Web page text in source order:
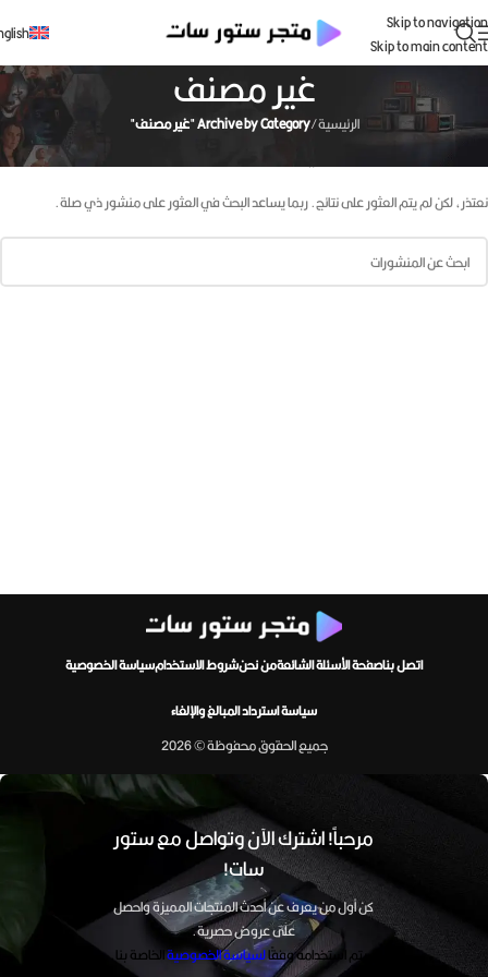
Skip to navigation
Skip to main content
غير مصنف
الرئيسية/Archive by Category "غير مصنف"
لم يتم العثور على شيء
نعتذر، لكن لم يتم العثور على نتائج. ربما يساعد البحث في العثور على منشور ذي صلة.
اتصل بناصفحة الأسئلة الشائعةمن نحنشروط الاستخدامسياسة الخصوصية
سياسة استرداد المبالغ والإلغاء
جميع الحقوق محفوظة © 2026
مرحباً! اشترك الآن وتواصل مع ستور
سات!
كن أول من يعرف عن أحدث المنتجات المميزة واحصل
على عروض حصرية.
سيتم استخدامه وفقًالسياسة الخصوصيةالخاصة بنا.